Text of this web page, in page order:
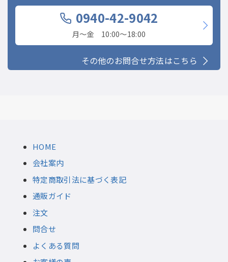
0940-42-9042
月〜金 10:00〜18:00
その他のお問合せ方法はこちら
HOME
会社案内
特定商取引法に基づく表記
通販ガイド
注文
問合せ
よくある質問